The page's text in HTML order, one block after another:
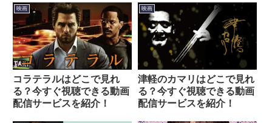
映画
コラテラルはどこで見れ
る？今すぐ視聴できる動画
配信サービスを紹介！
映画
津軽のカマリはどこで見れ
る？今すぐ視聴できる動画
配信サービスを紹介！